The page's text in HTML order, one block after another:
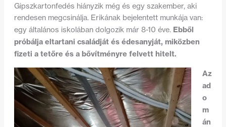
Gipszkartonfedés hiányzik még és egy szakember, aki
rendesen megcsinálja. Erikának bejelentett munkája van:
egy általános iskolában dolgozik már 8-10 éve.Ebből
próbálja eltartani családját és édesanyját, miközben
fizeti a tetőre és a bővítményre felvett hitelt.
Az
ad
o
m
án